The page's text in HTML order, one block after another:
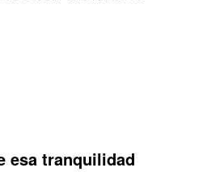
esa tranquilidad